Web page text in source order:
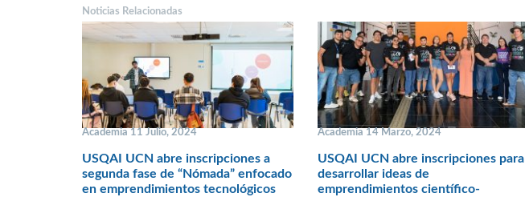
Noticias Relacionadas
Academia 11 Julio, 2024
USQAI UCN abre inscripciones a
segunda fase de “Nómada” enfocado
en emprendimientos tecnológicos
Academia 14 Marzo, 2024
USQAI UCN abre inscripciones para
desarrollar ideas de
emprendimientos científico-